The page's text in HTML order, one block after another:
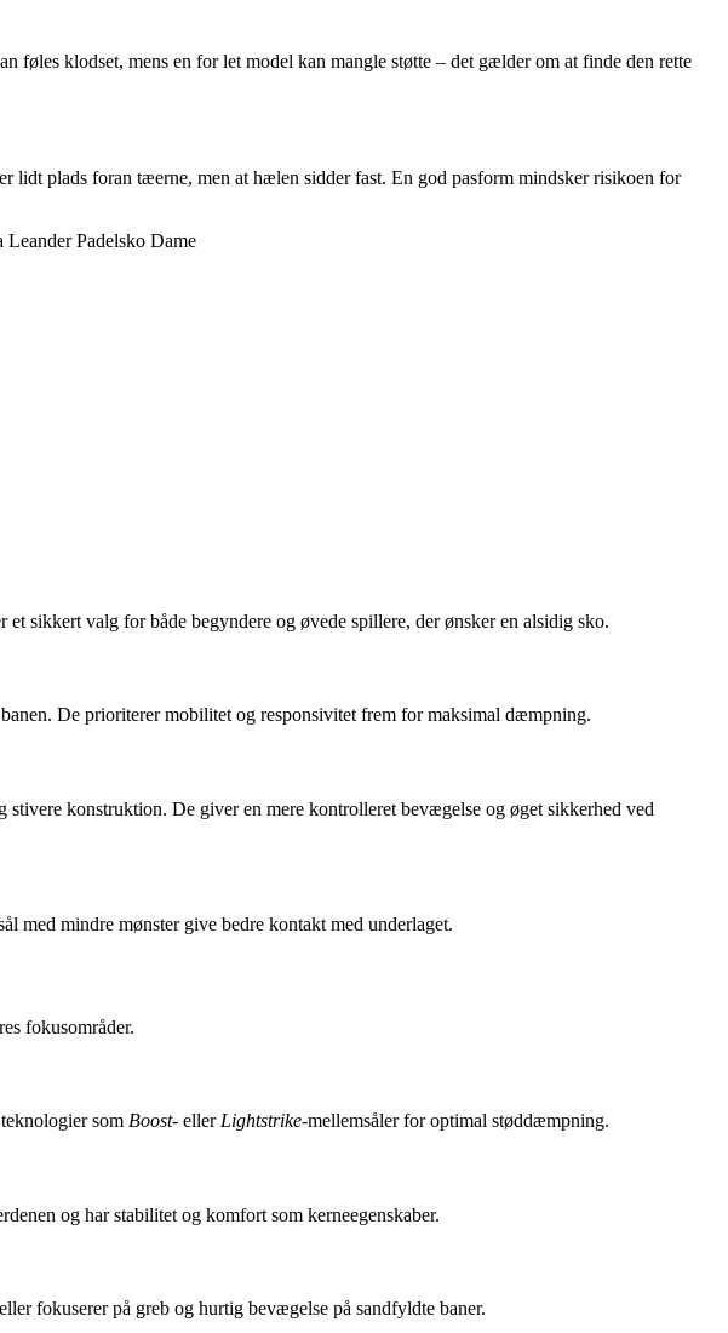
føles klodset, mens en for let model kan mangle støtte – det gælder om at finde den rette
lidt plads foran tæerne, men at hælen sidder fast. En god pasform mindsker risikoen for
Leander Padelsko Dame
sikkert valg for både begyndere og øvede spillere, der ønsker en alsidig sko.
De prioriterer mobilitet og responsivitet frem for maksimal dæmpning.
konstruktion. De giver en mere kontrolleret bevægelse og øget sikkerhed ved
med mindre mønster give bedre kontakt med underlaget.
fokusområder.
som Boost- eller Lightstrike-mellemsåler for optimal støddæmpning.
og har stabilitet og komfort som kerneegenskaber.
fokuserer på greb og hurtig bevægelse på sandfyldte baner.